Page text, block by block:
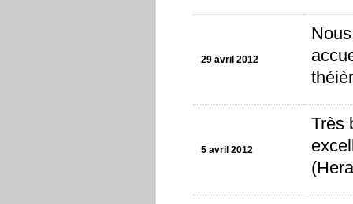
29 avril 2012
5 avril 2012
Très